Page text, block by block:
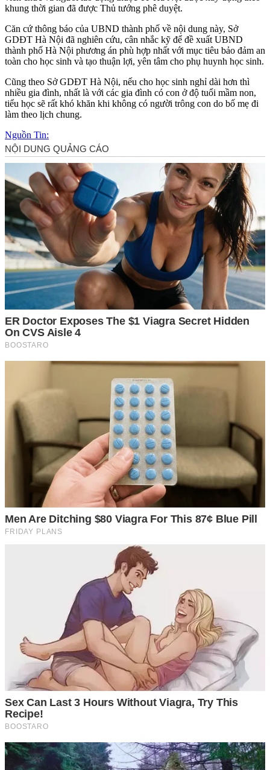
khung thời gian đã được Thủ tướng phê duyệt.
Căn cứ thông báo của UBND thành phố về nội dung này, Sở
GDĐT Hà Nội đã nghiên cứu, cân nhắc kỹ để đề xuất UBND
thành phố Hà Nội phương án phù hợp nhất với mục tiêu bảo đảm an
toàn cho học sinh và tạo thuận lợi, yên tâm cho phụ huynh học sinh.
Cũng theo Sở GDĐT Hà Nội, nếu cho học sinh nghỉ dài hơn thì
nhiều gia đình, nhất là với các gia đình có con ở độ tuổi mầm non,
tiểu học sẽ rất khó khăn khi không có người trông con do bố mẹ đi
làm theo lịch chung.
Nguồn Tin: